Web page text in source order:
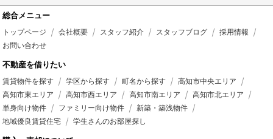
総合メニュー
トップページ 会社概要 スタッフ紹介 スタッフブログ
採用情報
お問い合わせ
不動産を借りたい
賃貸物件を探す 学区から探す 町名から探す
高知市中央エリア
高知市東エリア
高知市西エリア 高知市南エリア
高知市北エリア
単身向け物件
ファミリー向け物件
新築・築浅物件
地域優良賃貸住宅
学生さんのお部屋探し